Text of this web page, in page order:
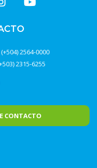
(+504) 2564-0000
2315-6255
CONTACTO